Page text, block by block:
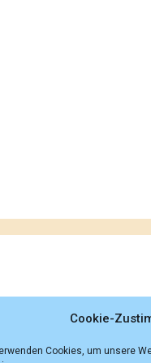
Cookie-
Cookies, um unsere